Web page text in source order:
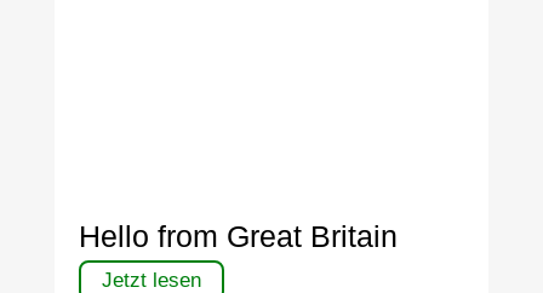
Hello from Great Britain
Jetzt lesen